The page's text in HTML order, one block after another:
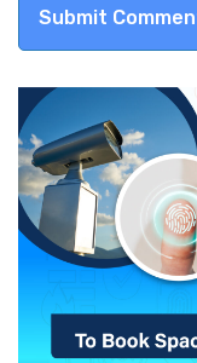
Submit